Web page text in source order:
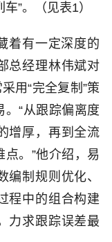
”。（见表1）
着有一定深度的
总经理林伟斌对
用“完全复制”策
“从跟踪偏离度
增厚，再到全流
。”他介绍，易
编制规则优化、
程中的组合构建
力求跟踪误差最